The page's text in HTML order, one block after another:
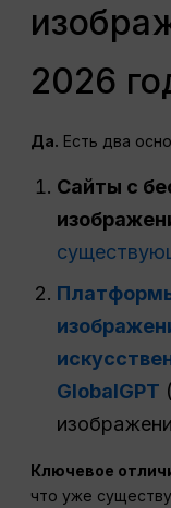
2026
Да. Есть два
Сайты с
GlobalGPT
Ключевое
что уже